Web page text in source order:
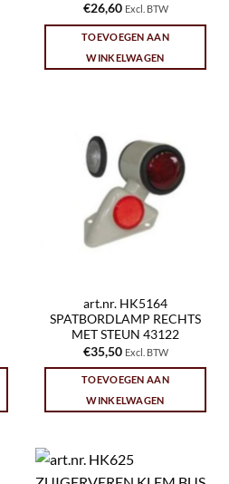
€26,60 Excl. BTW
TOEVOEGEN AAN
WINKELWAGEN
art.nr. HK5164
SPATBORDLAMP RECHTS
MET STEUN 43122
€35,50 Excl. BTW
TOEVOEGEN AAN
WINKELWAGEN